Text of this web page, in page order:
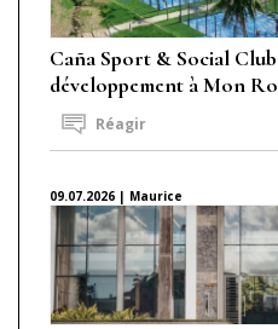
Caña Sport & Social
développement à Mon
Réagir
09.07.2026 | Maurice